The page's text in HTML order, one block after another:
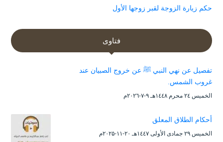
حكم زيارة الزوجة لقبر زوجها الأول
فتاوى
تفصيل عن نهي النبي ﷺ عن خروج الصبيان عند
غروب الشمس.
الخميس ۲٤ محرم ۱٤٤۸هـ ۹-۷-۲۰۲٦م
أحكام الطلاق المعلق
الخميس ۲۹ جمادى الأولى ۱٤٤۷هـ ۲۰-۱۱-۲۰۲۵م